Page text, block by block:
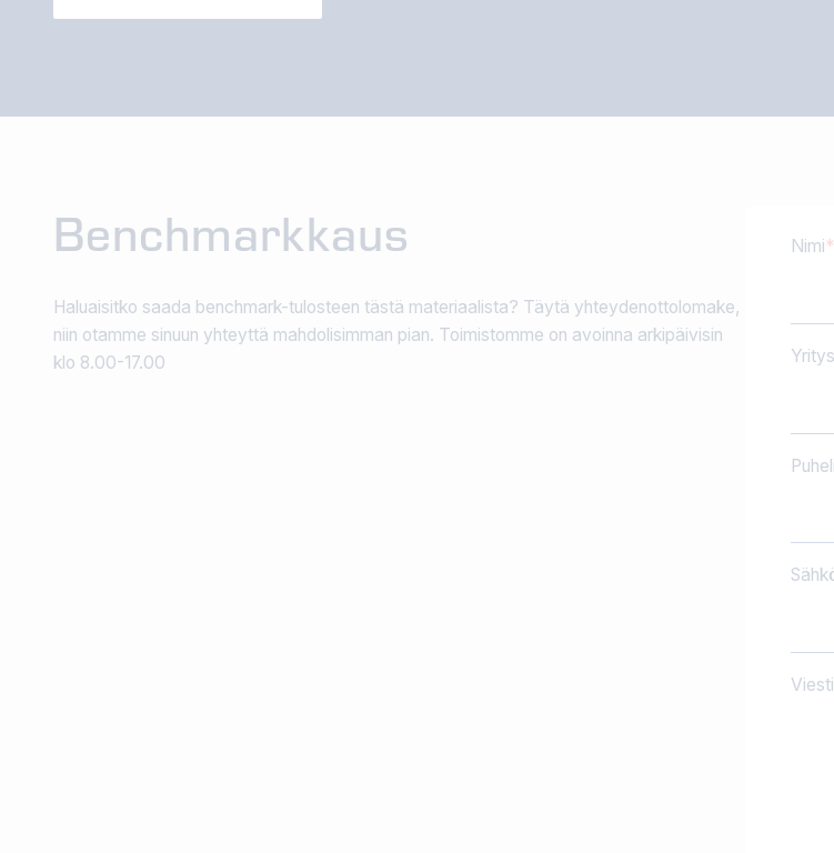
Benchmarkkaus
Haluaisitko saada benchmark-tulosteen tästä materiaalista? Täytä yhteydenottolomake,
niin otamme sinuun yhteyttä mahdolisimman pian. Toimistomme on avoinna arkipäivisin
klo 8.00-17.00
Nimi
Yritys